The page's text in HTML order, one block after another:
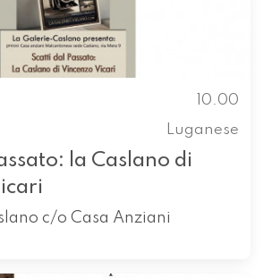
10.00
Luganese
la Caslano di
c/o Casa Anziani